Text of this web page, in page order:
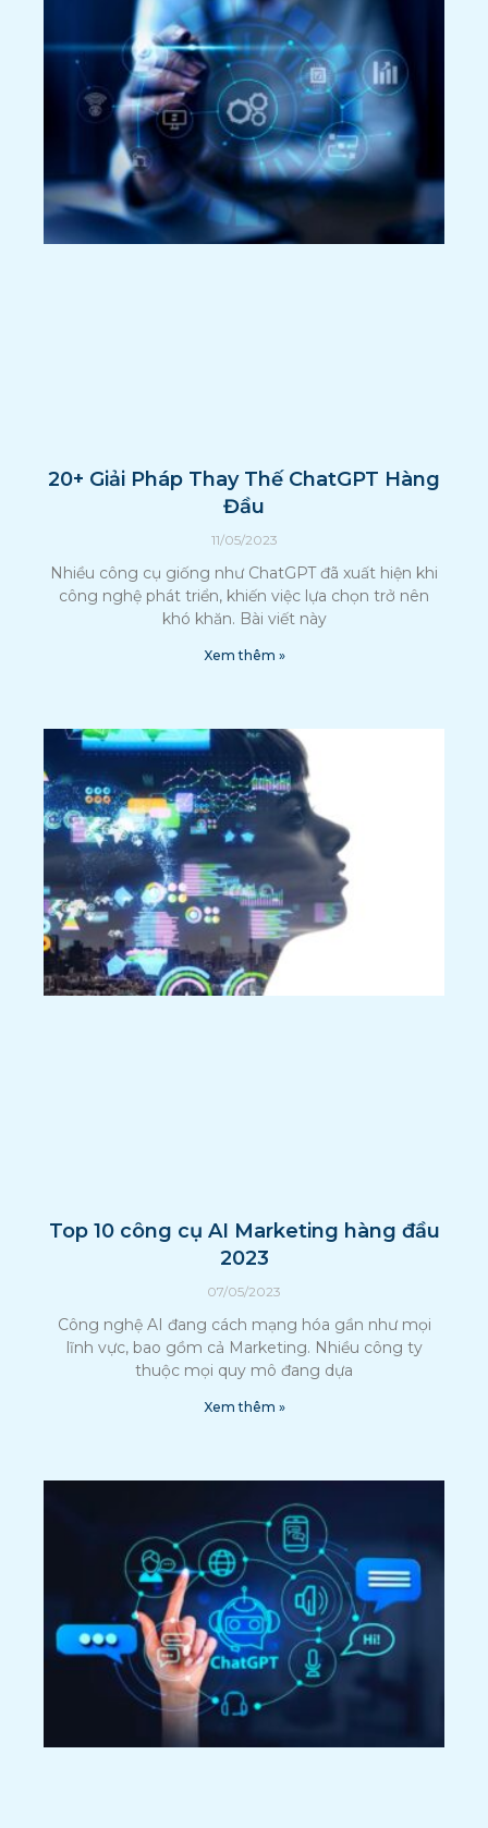
20+ Giải Pháp Thay Thế ChatGPT Hàng
Đầu
11/05/2023
Nhiều công cụ giống như ChatGPT đã xuất hiện khi
công nghệ phát triển, khiến việc lựa chọn trở nên
khó khăn. Bài viết này
Xem thêm »
Top 10 công cụ AI Marketing hàng đầu
2023
07/05/2023
Công nghệ AI đang cách mạng hóa gần như mọi
lĩnh vực, bao gồm cả Marketing. Nhiều công ty
thuộc mọi quy mô đang dựa
Xem thêm »